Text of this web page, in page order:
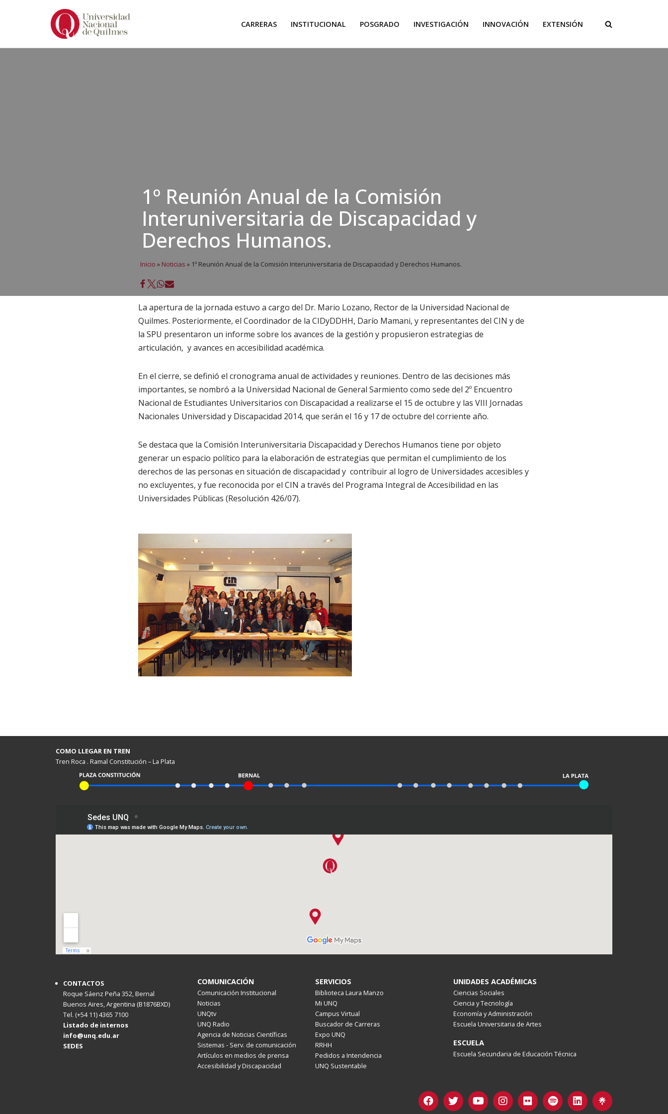
CARRERAS INSTITUCIONAL POSGRADO INVESTIGACIÓN INNOVACIÓN EXTENSIÓN
1º Reunión Anual de la Comisión
Interuniversitaria de Discapacidad y
Derechos Humanos.
Inicio » Noticias » 1º Reunión Anual de la Comisión Interuniversitaria de Discapacidad y Derechos Humanos.
La apertura de la jornada estuvo a cargo del Dr. Mario Lozano, Rector de la Universidad Nacional de
Quilmes. Posteriormente, el Coordinador de la CIDyDDHH, Darío Mamani, y representantes del CIN y de
la SPU presentaron un informe sobre los avances de la gestión y propusieron estrategias de
articulación, y avances en accesibilidad académica.
En el cierre, se definió el cronograma anual de actividades y reuniones. Dentro de las decisiones más
importantes, se nombró a la Universidad Nacional de General Sarmiento como sede del 2º Encuentro
Nacional de Estudiantes Universitarios con Discapacidad a realizarse el 15 de octubre y las VIII Jornadas
Nacionales Universidad y Discapacidad 2014, que serán el 16 y 17 de octubre del corriente año.
Se destaca que la Comisión Interuniversitaria Discapacidad y Derechos Humanos tiene por objeto
generar un espacio político para la elaboración de estrategias que permitan el cumplimiento de los
derechos de las personas en situación de discapacidad y contribuir al logro de Universidades accesibles y
no excluyentes, y fue reconocida por el CIN a través del Programa Integral de Accesibilidad en las
Universidades Públicas (Resolución 426/07).
COMO LLEGAR EN TREN
Tren Roca . Ramal Constitución – La Plata
CONTACTOS
Roque Sáenz Peña 352, Bernal
Buenos Aires, Argentina (B1876BXD)
Tel. (+54 11) 4365 7100
Listado de internos
info@unq.edu.ar
SEDES
COMUNICACIÓN
Comunicación Institucional
Noticias
UNQtv
UNQ Radio
Agencia de Noticias Científicas
Sistemas - Serv. de comunicación
Artículos en medios de prensa
Accesibilidad y Discapacidad
SERVICIOS
Biblioteca Laura Manzo
Mi UNQ
Campus Virtual
Buscador de Carreras
Expo UNQ
RRHH
Pedidos a Intendencia
UNQ Sustentable
UNIDADES ACADÉMICAS
Ciencias Sociales
Ciencia y Tecnología
Economía y Administración
Escuela Universitaria de Artes
ESCUELA
Escuela Secundaria de Educación Técnica